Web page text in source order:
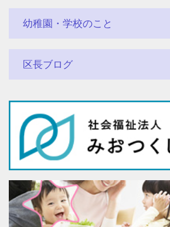
幼稚園・学校のこと
区長ブログ